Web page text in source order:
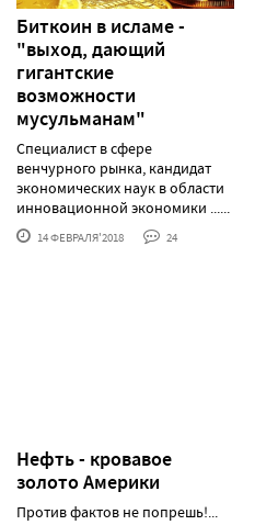
Биткоин в исламе -
"выход, дающий
гигантские
возможности
мусульманам"
Специалист в сфере
венчурного рынка, кандидат
экономических наук в области
инновационной экономики ......
14 ФЕВРАЛЯ'2018 24
Нефть - кровавое
золото Америки
Против фактов не попрешь!...